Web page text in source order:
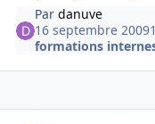
Pardanuve
16 septembre 2009
formations